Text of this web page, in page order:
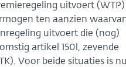
uitvoert (WTP)
ten aanzien
uitvoert die (nog)
artikel 150l, zevende
Voor beide situaties is